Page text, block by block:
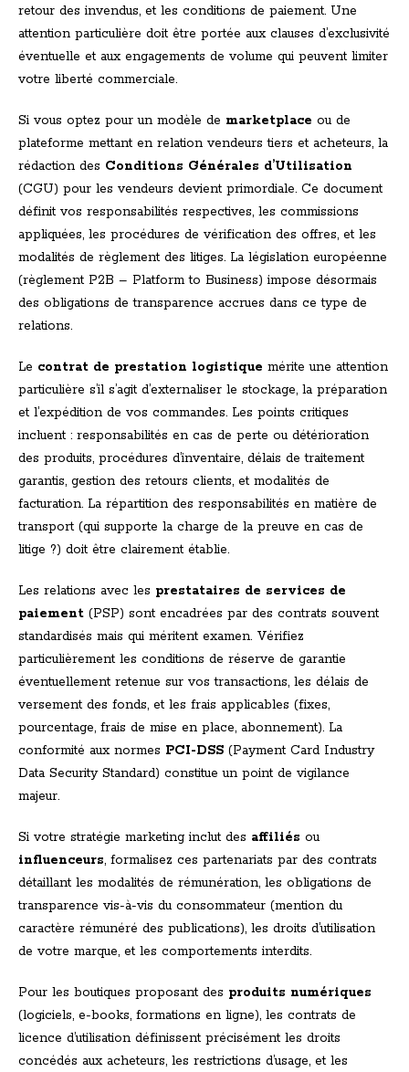
retour des invendus, et les conditions de paiement. Une
attention particulière doit être portée aux clauses d’exclusivité
éventuelle et aux engagements de volume qui peuvent limiter
votre liberté commerciale.
Si vous optez pour un modèle de marketplace ou de
plateforme mettant en relation vendeurs tiers et acheteurs, la
rédaction des Conditions Générales d’Utilisation
(CGU) pour les vendeurs devient primordiale. Ce document
définit vos responsabilités respectives, les commissions
appliquées, les procédures de vérification des offres, et les
modalités de règlement des litiges. La législation européenne
(règlement P2B – Platform to Business) impose désormais
des obligations de transparence accrues dans ce type de
relations.
Le contrat de prestation logistique mérite une attention
particulière s’il s’agit d’externaliser le stockage, la préparation
et l’expédition de vos commandes. Les points critiques
incluent : responsabilités en cas de perte ou détérioration
des produits, procédures d’inventaire, délais de traitement
garantis, gestion des retours clients, et modalités de
facturation. La répartition des responsabilités en matière de
transport (qui supporte la charge de la preuve en cas de
litige ?) doit être clairement établie.
Les relations avec les prestataires de services de
paiement (PSP) sont encadrées par des contrats souvent
standardisés mais qui méritent examen. Vérifiez
particulièrement les conditions de réserve de garantie
éventuellement retenue sur vos transactions, les délais de
versement des fonds, et les frais applicables (fixes,
pourcentage, frais de mise en place, abonnement). La
conformité aux normes PCI-DSS (Payment Card Industry
Data Security Standard) constitue un point de vigilance
majeur.
Si votre stratégie marketing inclut des affiliés ou
influenceurs, formalisez ces partenariats par des contrats
détaillant les modalités de rémunération, les obligations de
transparence vis-à-vis du consommateur (mention du
caractère rémunéré des publications), les droits d’utilisation
de votre marque, et les comportements interdits.
Pour les boutiques proposant des produits numériques
(logiciels, e-books, formations en ligne), les contrats de
licence d’utilisation définissent précisément les droits
concédés aux acheteurs, les restrictions d’usage, et les